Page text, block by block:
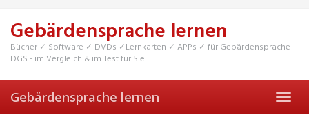
main
content
Gebärdensprache lernen
Bücher ✓ Software ✓ DVDs ✓Lernkarten ✓ APPs ✓ für Gebärdensprache -
DGS - im Vergleich & im Test für Sie!
Gebärdensprache lernen